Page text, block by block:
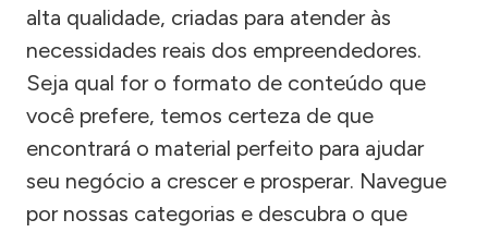
alta qualidade, criadas para atender às
necessidades reais dos empreendedores.
Seja qual for o formato de conteúdo que
você prefere, temos certeza de que
encontrará o material perfeito para ajudar
seu negócio a crescer e prosperar. Navegue
por nossas categorias e descubra o que